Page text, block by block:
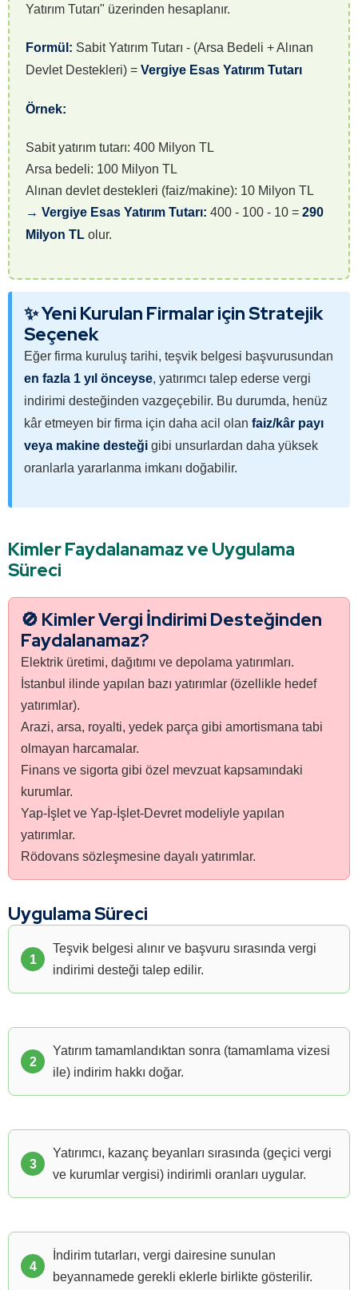
Yatırım Tutarı" üzerinden hesaplanır.
Formül: Sabit Yatırım Tutarı - (Arsa Bedeli + Alınan
Devlet Destekleri) = Vergiye Esas Yatırım Tutarı
Örnek:
Sabit yatırım tutarı: 400 Milyon TL
Arsa bedeli: 100 Milyon TL
Alınan devlet destekleri (faiz/makine): 10 Milyon TL
→ Vergiye Esas Yatırım Tutarı: 400 - 100 - 10 = 290
Milyon TL olur.
✨ Yeni Kurulan Firmalar için Stratejik
Seçenek
Eğer firma kuruluş tarihi, teşvik belgesi başvurusundan
en fazla 1 yıl önceyse, yatırımcı talep ederse vergi
indirimi desteğinden vazgeçebilir. Bu durumda, henüz
kâr etmeyen bir firma için daha acil olan faiz/kâr payı
veya makine desteği gibi unsurlardan daha yüksek
oranlarla yararlanma imkanı doğabilir.
Kimler Faydalanamaz ve Uygulama
Süreci
🚫 Kimler Vergi İndirimi Desteğinden
Faydalanamaz?
Elektrik üretimi, dağıtımı ve depolama yatırımları.
İstanbul ilinde yapılan bazı yatırımlar (özellikle hedef
yatırımlar).
Arazi, arsa, royalti, yedek parça gibi amortismana tabi
olmayan harcamalar.
Finans ve sigorta gibi özel mevzuat kapsamındaki
kurumlar.
Yap-İşlet ve Yap-İşlet-Devret modeliyle yapılan
yatırımlar.
Rödovans sözleşmesine dayalı yatırımlar.
Uygulama Süreci
Teşvik belgesi alınır ve başvuru sırasında vergi
indirimi desteği talep edilir.
Yatırım tamamlandıktan sonra (tamamlama vizesi
ile) indirim hakkı doğar.
Yatırımcı, kazanç beyanları sırasında (geçici vergi
ve kurumlar vergisi) indirimli oranları uygular.
İndirim tutarları, vergi dairesine sunulan
beyannamede gerekli eklerle birlikte gösterilir.